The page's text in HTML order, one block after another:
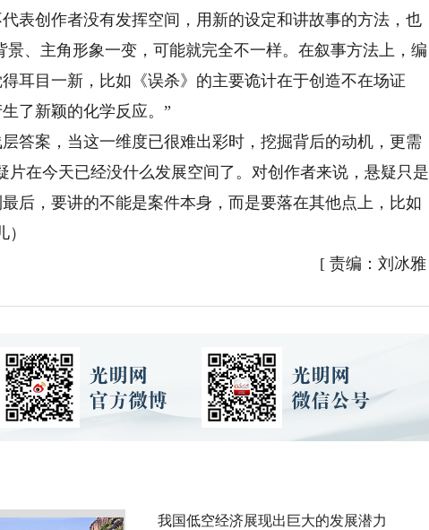
表创作者没有发挥空间，用新的设定和讲故事的方法，也
景、主角形象一变，可能就完全不一样。在叙事方法上，编
耳目一新，比如《误杀》的主要诡计在于创造不在场证
了新颖的化学反应。”
案，当这一维度已很难出彩时，挖掘背后的动机，更需
片在今天已经没什么发展空间了。对创作者来说，悬疑只是
后，要讲的不能是案件本身，而是要落在其他点上，比如
[ 责编：刘冰雅
我国低空经济展现出巨大的发展潜力